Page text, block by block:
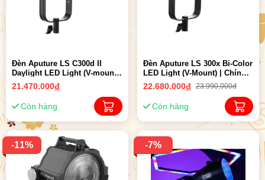
Đèn Aputure LS C300d II
Daylight LED Light (V-mount)
| Chính hãng
21.470.000đ
Còn hàng
Đèn Aputure LS 300x Bi-Color
LED Light (V-Mount) | Chính
hãng
22.680.000đ 23.990.000đ
Còn hàng
-11% -7%